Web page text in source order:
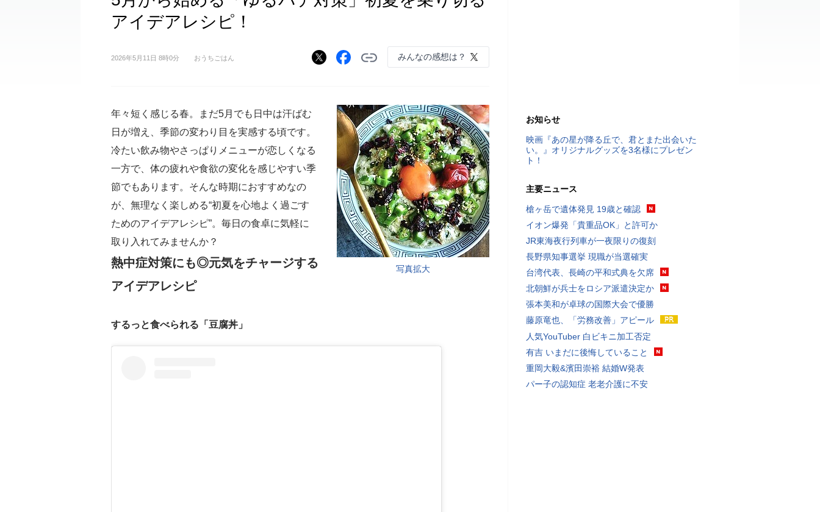
アイデアレシピ！
2026年5月11日 8時0分 おうちごはん みんなの感想は？
写真拡大
年々短く感じる春。まだ5月でも日中は汗ばむ
日が増え、季節の変わり目を実感する頃です。
冷たい飲み物やさっぱりメニューが恋しくなる
一方で、体の疲れや食欲の変化を感じやすい季
節でもあります。そんな時期におすすめなの
が、無理なく楽しめる“初夏を心地よく過ごす
ためのアイデアレシピ”。毎日の食卓に気軽に
取り入れてみませんか？
熱中症対策にも◎元気をチャージする
アイデアレシピ
するっと食べられる「豆腐丼」
お知らせ
映画『あの星が降る丘で、君とまた出会いた
い。』オリジナルグッズを3名様にプレゼン
ト！
主要ニュース
槍ヶ岳で遺体発見 19歳と確認
イオン爆発「貴重品OK」と許可か
JR東海夜行列車が一夜限りの復刻
長野県知事選挙 現職が当選確実
台湾代表、長崎の平和式典を欠席
北朝鮮が兵士をロシア派遣決定か
張本美和が卓球の国際大会で優勝
藤原竜也、「労務改善」アピール
人気YouTuber 白ビキニ加工否定
有吉 いまだに後悔していること
重岡大毅&濱田崇裕 結婚W発表
パー子の認知症 老老介護に不安